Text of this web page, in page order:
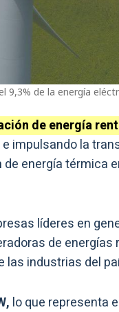
9,3% de la energía
de energía
impulsando la
energía térmica
líderes en
de energías
las industrias del
lo que representa